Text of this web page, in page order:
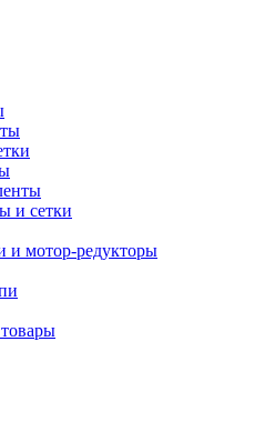
и сетки
и мотор-редукторы